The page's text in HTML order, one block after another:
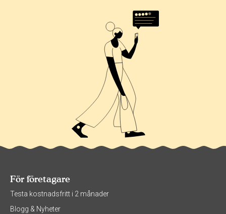
För företagare
Testa kostnadsfritt i 2 månader
Blogg & Nyheter